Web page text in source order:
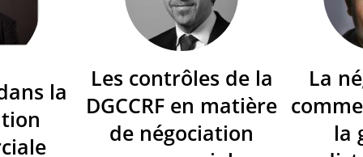
la
Les contrôles de la
DGCCRF en matière
de négociation
La
la